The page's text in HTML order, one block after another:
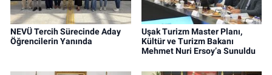
NEVÜ Tercih Sürecinde Aday
Öğrencilerin Yanında
Uşak Turizm Master Planı,
Kültür ve Turizm Bakanı
Mehmet Nuri Ersoy’a Sunuldu